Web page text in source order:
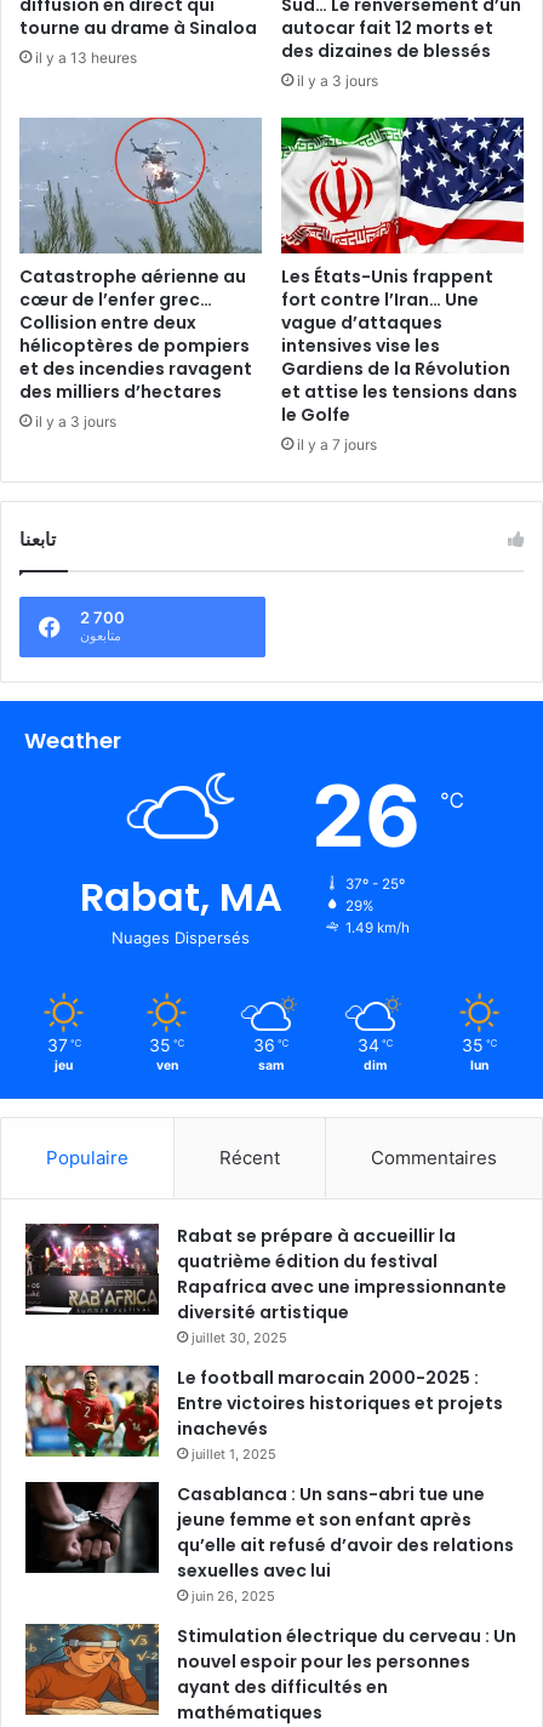
tourne au drame à Sinaloa
il y a 13 heures
autocar fait 12 morts et
des dizaines de blessés
il y a 3 jours
Catastrophe aérienne au
cœur de l’enfer grec…
Collision entre deux
hélicoptères de pompiers
et des incendies ravagent
des milliers d’hectares
il y a 3 jours
Les États-Unis frappent
fort contre l’Iran… Une
vague d’attaques
intensives vise les
Gardiens de la Révolution
et attise les tensions dans
le Golfe
il y a 7 jours
تابعنا
2 700
متابعون
Weather
Rabat, MA
Nuages Dispersés
26 ℃
37º - 25º
29%
1.49 km/h
37 ℃
jeu
35 ℃
ven
36 ℃
sam
34 ℃
dim
35 ℃
lun
Populaire Récent Commentaires
Rabat se prépare à accueillir la
quatrième édition du festival
Rapafrica avec une impressionnante
diversité artistique
juillet 30, 2025
Le football marocain 2000-2025 :
Entre victoires historiques et projets
inachevés
juillet 1, 2025
Casablanca : Un sans-abri tue une
jeune femme et son enfant après
qu’elle ait refusé d’avoir des relations
sexuelles avec lui
juin 26, 2025
Stimulation électrique du cerveau : Un
nouvel espoir pour les personnes
ayant des difficultés en
mathématiques